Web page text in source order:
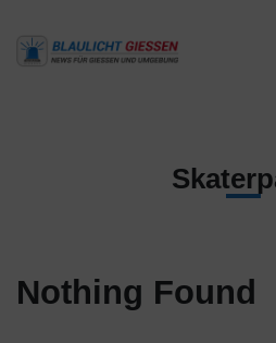
Nothing Found